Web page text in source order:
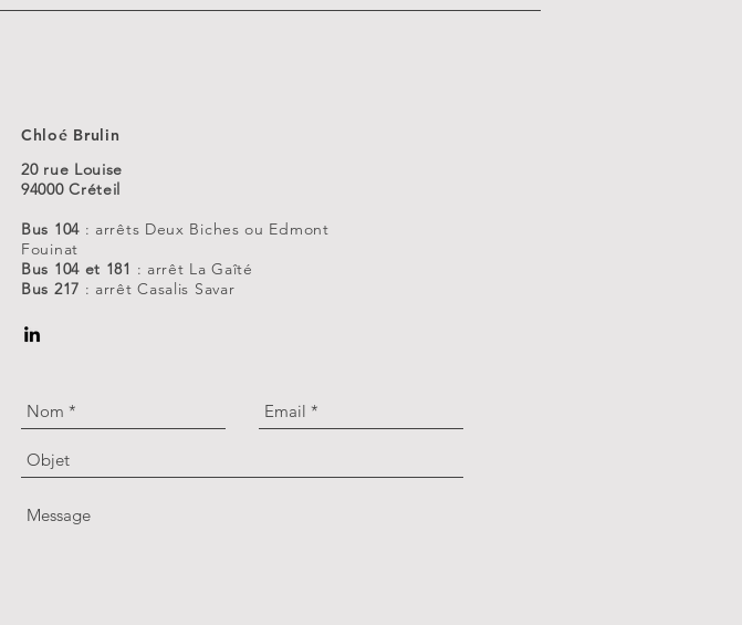
Chloé Brulin
20 rue Louise
94000 Créteil
Bus 104: arrêts Deux Biches ou Edmont
Fouinat
Bus 104 et 181 : arrêt La Gaîté
Bus 217 : arrêt Casalis Savar